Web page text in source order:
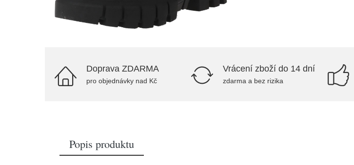
Doprava ZDARMA
pro objednávky nad Kč
Vrácení zboží do 14 dní
zdarma a bez rizika
Popis produktu